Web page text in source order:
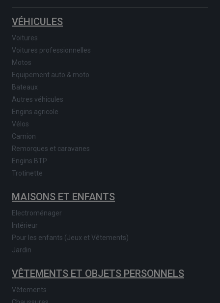
VÉHICULES
Voitures
Voitures professionnelles
Motos
Equipement auto & moto
Bateaux
Autres véhicules
Engins agricole
Vélos
Camion
Remorques et caravanes
Engins BTP
Trotinette
MAISONS ET ENFANTS
Electroménager
Intérieur
Pour les enfants (Jeux et Vêtements)
Jardin
VÊTEMENTS ET OBJETS PERSONNELS
Vêtements